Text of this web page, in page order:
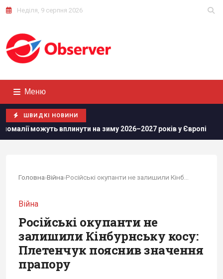
Неділя, 9 серпня 2026
Меню
ШВИДКІ НОВИНИ
на зиму 2026–2027 років у Європі Росіяни
Головна›Війна›
Війна
Російські окупанти не
залишили Кінбурнську косу:
Плетенчук пояснив значення
прапору